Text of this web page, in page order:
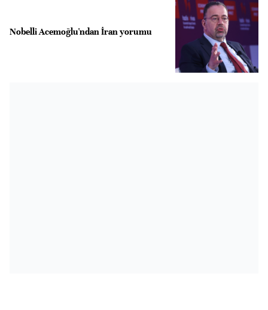
Nobelli Acemoğlu'ndan İran yorumu